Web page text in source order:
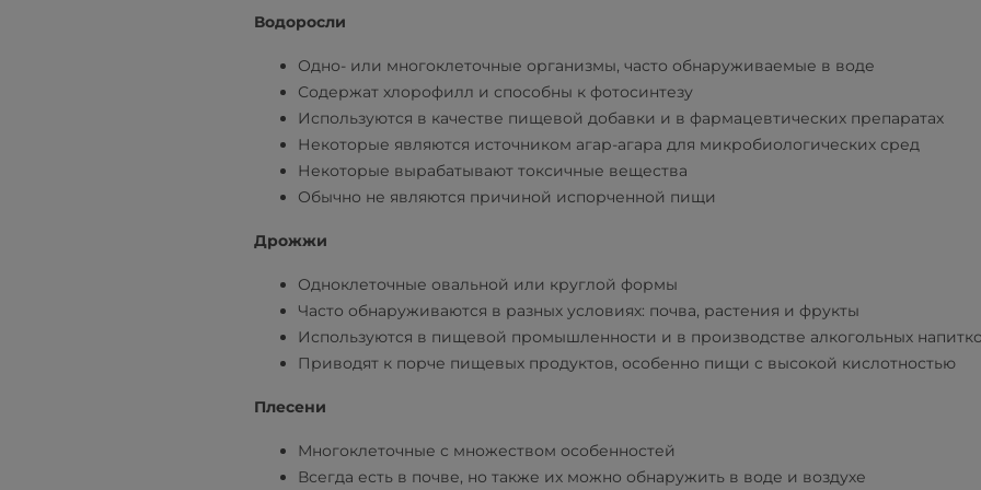
Водоросли
Одно- или многоклеточные организмы, часто обнаруживаемые в воде
Содержат хлорофилл и способны к фотосинтезу
Используются в качестве пищевой добавки и в фармацевтических препаратах
Некоторые являются источником агар-агара для микробиологических сред
Некоторые вырабатывают токсичные вещества
Обычно не являются причиной испорченной пищи
Дрожжи
Одноклеточные овальной или круглой формы
Часто обнаруживаются в разных условиях: почва, растения и фрукты
Используются в пищевой промышленности и в производстве алкогольных
Приводят к порче пищевых продуктов, особенно пищи с высокой кислотностью
Плесени
Многоклеточные с множеством особенностей
Всегда есть в почве, но также их можно обнаружить в воде и воздухе